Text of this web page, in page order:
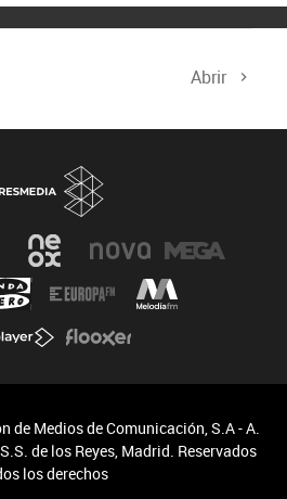
Abrir
de Medios de Comunicación, S.A - A.
de los Reyes, Madrid. Reservados
los derechos